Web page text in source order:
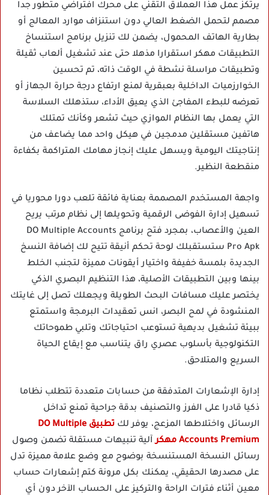
يرتكز عمل هذا العملاق التقني على محرك افتراضي متطور جدا
مصمم لتحمل الضغط العالي دون استنزاف موارد المعالج أو
بطارية الهاتف المحمول، يضمن لك تنزيل برنامج استنساخ
التطبيقات مهكر استقرارا مذهلا حتى عند تشغيل ألعاب ثقيلة
وتطبيقات مراسلة نشطة في الوقت ذاته، تم تحسين
الخوارزميات الداخلية بعبقرية لمنع ارتفاع درجة حرارة الجهاز أو
تعرضه للبطء المفاجئ الذي يعيق الأداء، ستذهلك السلاسة
التي يعمل بها النظام الموازي حيث تشعر وكأنك تمتلك
هاتفين مستقلين مدمجين في هيكل واحد مما يضاعف من
إنتاجيتك اليومية ويسهل عليك إنجاز مهامك المتراكمة بكفاءة
منقطعة النظير.
واجهة المستخدم المصممة بعناية فائقة تلعب دورا محوريا في
تسهيل إدارة الفوضى الرقمية وتحويلها إلى نظام مرتب يريح
العين والأعصاب، بمجرد فتح برنامج DO Multiple Accounts
Pro Apk ستستقبلك لوحة تحكم أنيقة تتيح لك إضافة النسخ
الجديدة بلمسة خفيفة واختيار أيقونات مميزة لتجنب الخلط
بينها وبين التطبيقات الأصلية، هذا التنظيم البصري الذكي
يختصر عليك مسافات البحث الطويلة ويجعلك تصل إلى غايتك
المنشودة في لمح البصر، انس تعقيدات البرمجة واستمتع
ببيئة تشغيل بديهية تستوعب احتياجاتك وتلبي طموحاتك
التكنولوجية بأسلوب عصري راق يتناسب مع إيقاع الحياة
السريع والمتلاحق.
إدارة الإشعارات المتدفقة من حسابات متعددة تتطلب نظاما
ذكيا قادرا على الفرز والتصنيف بدقة جراحية تمنع تداخل
الرسائل واختلاطها المزعج، يوفر لك
تطبيق DO Multiple
Accounts Premium مهكر
آلية تنبيهات مستقلة تضمن وصول
رسائل النسخة المستنسخة بوضوح مع وضع علامة مميزة تدل
على مصدرها الحقيقي، يمكنك بكل مرونة كتم إشعارات حساب
معين أثناء فترات الراحة والتركيز على الحساب الآخر دون أي